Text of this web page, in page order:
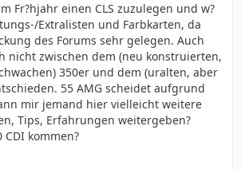
Fr?hjahr einen CLS zuzulegen und w?
Extralisten und Farbkarten, da
des Forums sehr gelegen. Auch
nicht zwischen dem (neu konstruierten,
350er und dem (uralten, aber
55 AMG scheidet aufgrund
mir jemand hier vielleicht weitere
Tips, Erfahrungen weitergeben?
kommen?